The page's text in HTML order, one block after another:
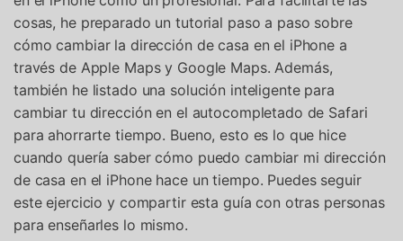
cosas, he preparado un tutorial paso a paso sobre
cómo cambiar la dirección de casa en el iPhone a
través de Apple Maps y Google Maps. Además,
también he listado una solución inteligente para
cambiar tu dirección en el autocompletado de Safari
para ahorrarte tiempo. Bueno, esto es lo que hice
cuando quería saber cómo puedo cambiar mi dirección
de casa en el iPhone hace un tiempo. Puedes seguir
este ejercicio y compartir esta guía con otras personas
para enseñarles lo mismo.